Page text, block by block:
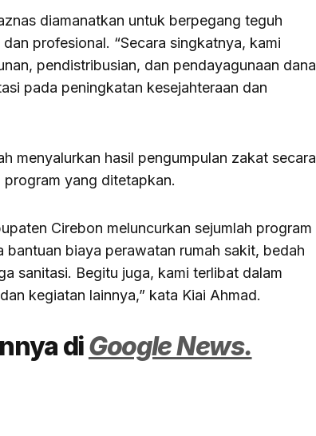
diamanatkan untuk berpegang teguh
profesional. “Secara singkatnya, kami
pendistribusian, dan pendayagunaan dana
pada peningkatan kesejahteraan dan
menyalurkan hasil pengumpulan zakat secara
program yang ditetapkan.
Cirebon meluncurkan sejumlah program
biaya perawatan rumah sakit, bedah
sanitasi. Begitu juga, kami terlibat dalam
kegiatan lainnya,” kata Kiai Ahmad.
diGoogle News.